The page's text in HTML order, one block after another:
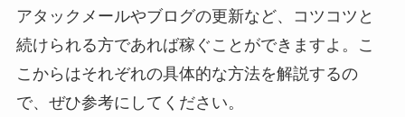
アタックメールやブログの更新など、コツコツと
続けられる方であれば稼ぐことができますよ。こ
こからはそれぞれの具体的な方法を解説するの
で、ぜひ参考にしてください。